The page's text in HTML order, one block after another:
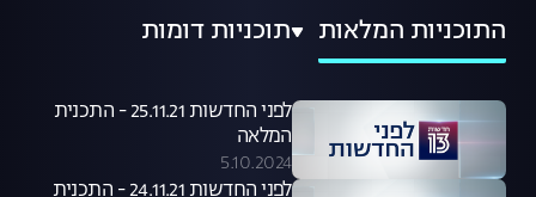
התוכניות המלאות תוכניות דומות
לפני החדשות 25.11.21 - התכנית
המלאה
5.10.2024
לפני החדשות 24.11.21 - התכנית